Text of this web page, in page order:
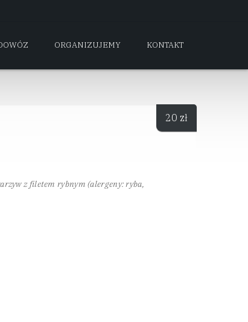
ORGANIZUJEMY KONTAKT
z filetem rybnym (alergeny: ryba,
20 zł